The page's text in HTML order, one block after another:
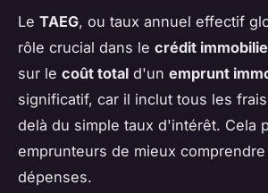
Le TAEG, ou taux annuel effectif
rôle crucial dans le crédit
sur le coût total d'un emprunt
significatif, car il inclut tous les
delà du simple taux d'intérêt. Cela
emprunteurs de mieux
dépenses.